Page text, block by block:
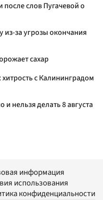
слов Пугачевой о
из-за угрозы окончания
сахар
с Калининградом
нельзя делать 8 августа
информация
использования
конфиденциальности